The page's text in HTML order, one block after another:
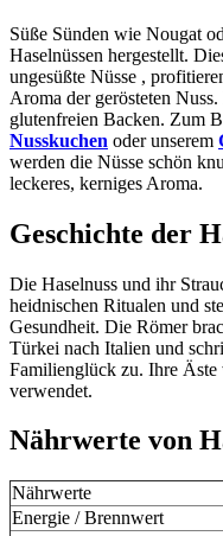
Süße Sünden wie Nougat
Haselnüssen hergestellt.
ungesüßte Nüsse ,
Aroma der gerösteten
glutenfreien Backen. Zum
Nusskuchen oder unserem
werden die Nüsse schön
leckeres, kerniges Aroma.
Geschichte der
Die Haselnuss und ihr
heidnischen Ritualen und
Gesundheit. Die Römer
Türkei nach Italien und
Familienglück zu. Ihre Äste
verwendet.
Nährwerte von
Nährwerte
Energie / Brennwert